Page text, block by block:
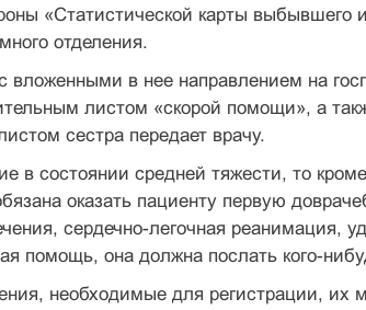
«Статистической карты
отделения.
вложенными в нее направлением на
листом «скорой помощи», а
сестра передает врачу.
в состоянии средней тяжести, то
оказать пациенту первую
сердечно-легочная реанимация,
помощь, она должна послать кого-
необходимые для регистрации,